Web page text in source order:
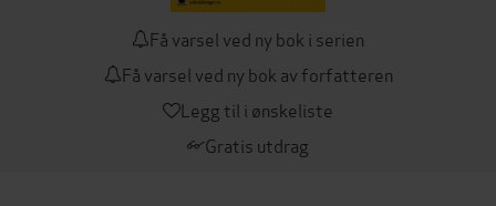
Få varsel ved ny bok i serien
Få varsel ved ny bok av forfatteren
Legg til i ønskeliste
Gratis utdrag